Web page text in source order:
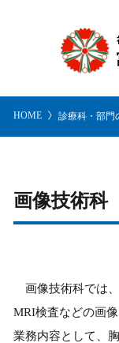
HOME 診療科・部門
画像技術科
画像技術科では、
MRI検査などの画
業務内容として、